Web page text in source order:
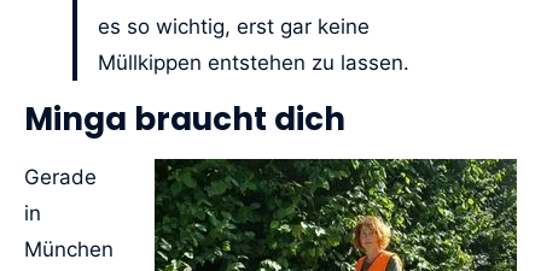
es so wichtig, erst gar keine
Müllkippen entstehen zu lassen.
Minga braucht dich
Gerade
in
München